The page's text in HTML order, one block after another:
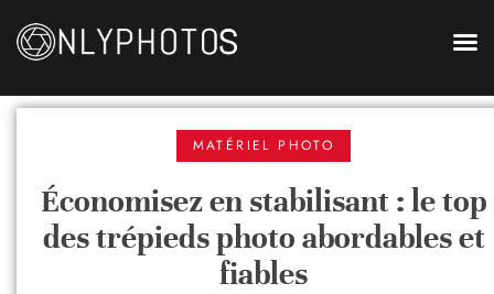
MATÉRIEL PHOTO
Économisez en stabilisant : le top
des trépieds photo abordables et
fiables